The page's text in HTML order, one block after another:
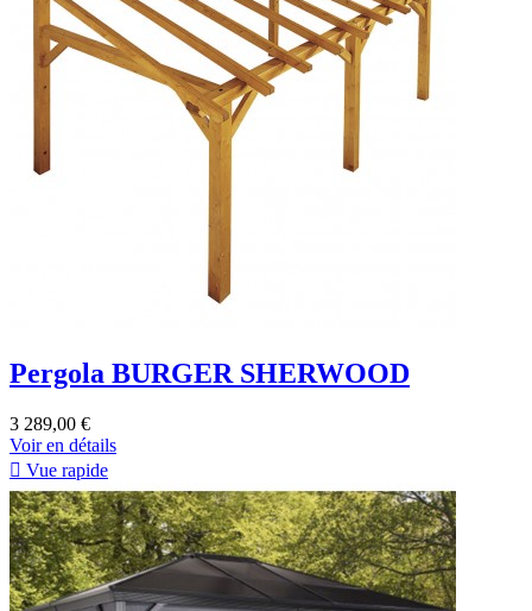
Pergola BURGER SHERWOOD
3 289,00 €
Voir en détails
 Vue rapide